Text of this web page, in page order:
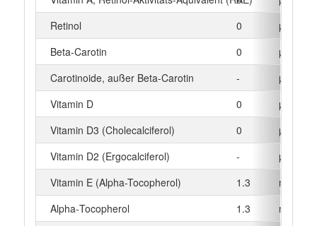
Retinol
0
µg
Beta‑Carotin
0
µg
Carotinoide, außer Beta-Carotin
-
µg
Vitamin D
0
µg
Vitamin D3 (Cholecalciferol)
0
µg
Vitamin D2 (Ergocalciferol)
-
µg
Vitamin E (Alpha-Tocopherol)
1.3
mg
Alpha‑Tocopherol
1.3
mg